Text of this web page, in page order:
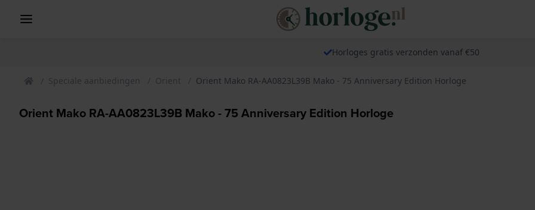
Horloges gratis verzonden vanaf €50
Speciale aanbiedingen Orient Orient Mako RA-AA0823L39B Mako - 75 Anniversary Edition Horloge
Orient Mako RA-AA0823L39B Mako - 75 Anniversary Edition Horloge